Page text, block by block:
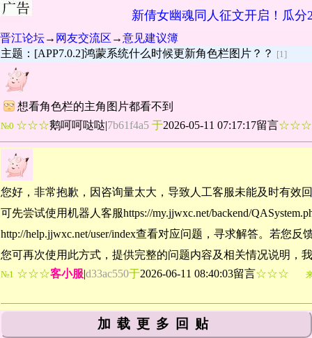
新倩女幽魂同人征文开启！瓜分
晋江论坛→ 网友交流区 →意见建议簿
主题：[APP7.0.2]鸿蒙系统什么时候更新角色栏图片？？ [1]
想看角色栏的主角图片都看不到
№0 ☆☆☆鹅呵呵哒哒|7b61f4a5 于2026-05-11 07:17:17留言
您好，非常抱歉，因咨询量太大，导致人工客服未能及时有效
可先尝试使用机器人客服https://my.jjwxc.net/backend/
http://help.jjwxc.net/user/index查看对应问题，寻求解答。若您
您可再次使用此方式，提供完整的问题内容及相关情况说明，
№1 ☆☆☆客小服|d33ac550于2026-06-11 08:40:03留言☆☆☆
加载更多回贴